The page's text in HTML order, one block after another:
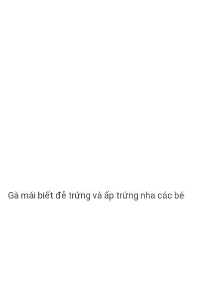
Gà mái biết đẻ trứng và ấp trứng nha các bé